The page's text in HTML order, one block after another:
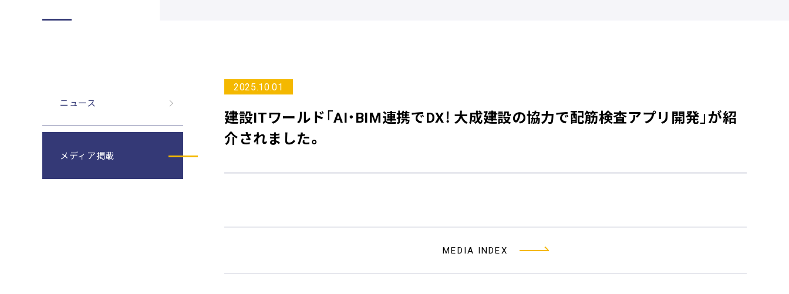
ニュース
メディア掲載
2025.10.01
建設ITワールド「AI・BIM連携でDX！ 大成建設の協力で配筋検査アプリ開発」が紹
介されました。
MEDIA INDEX